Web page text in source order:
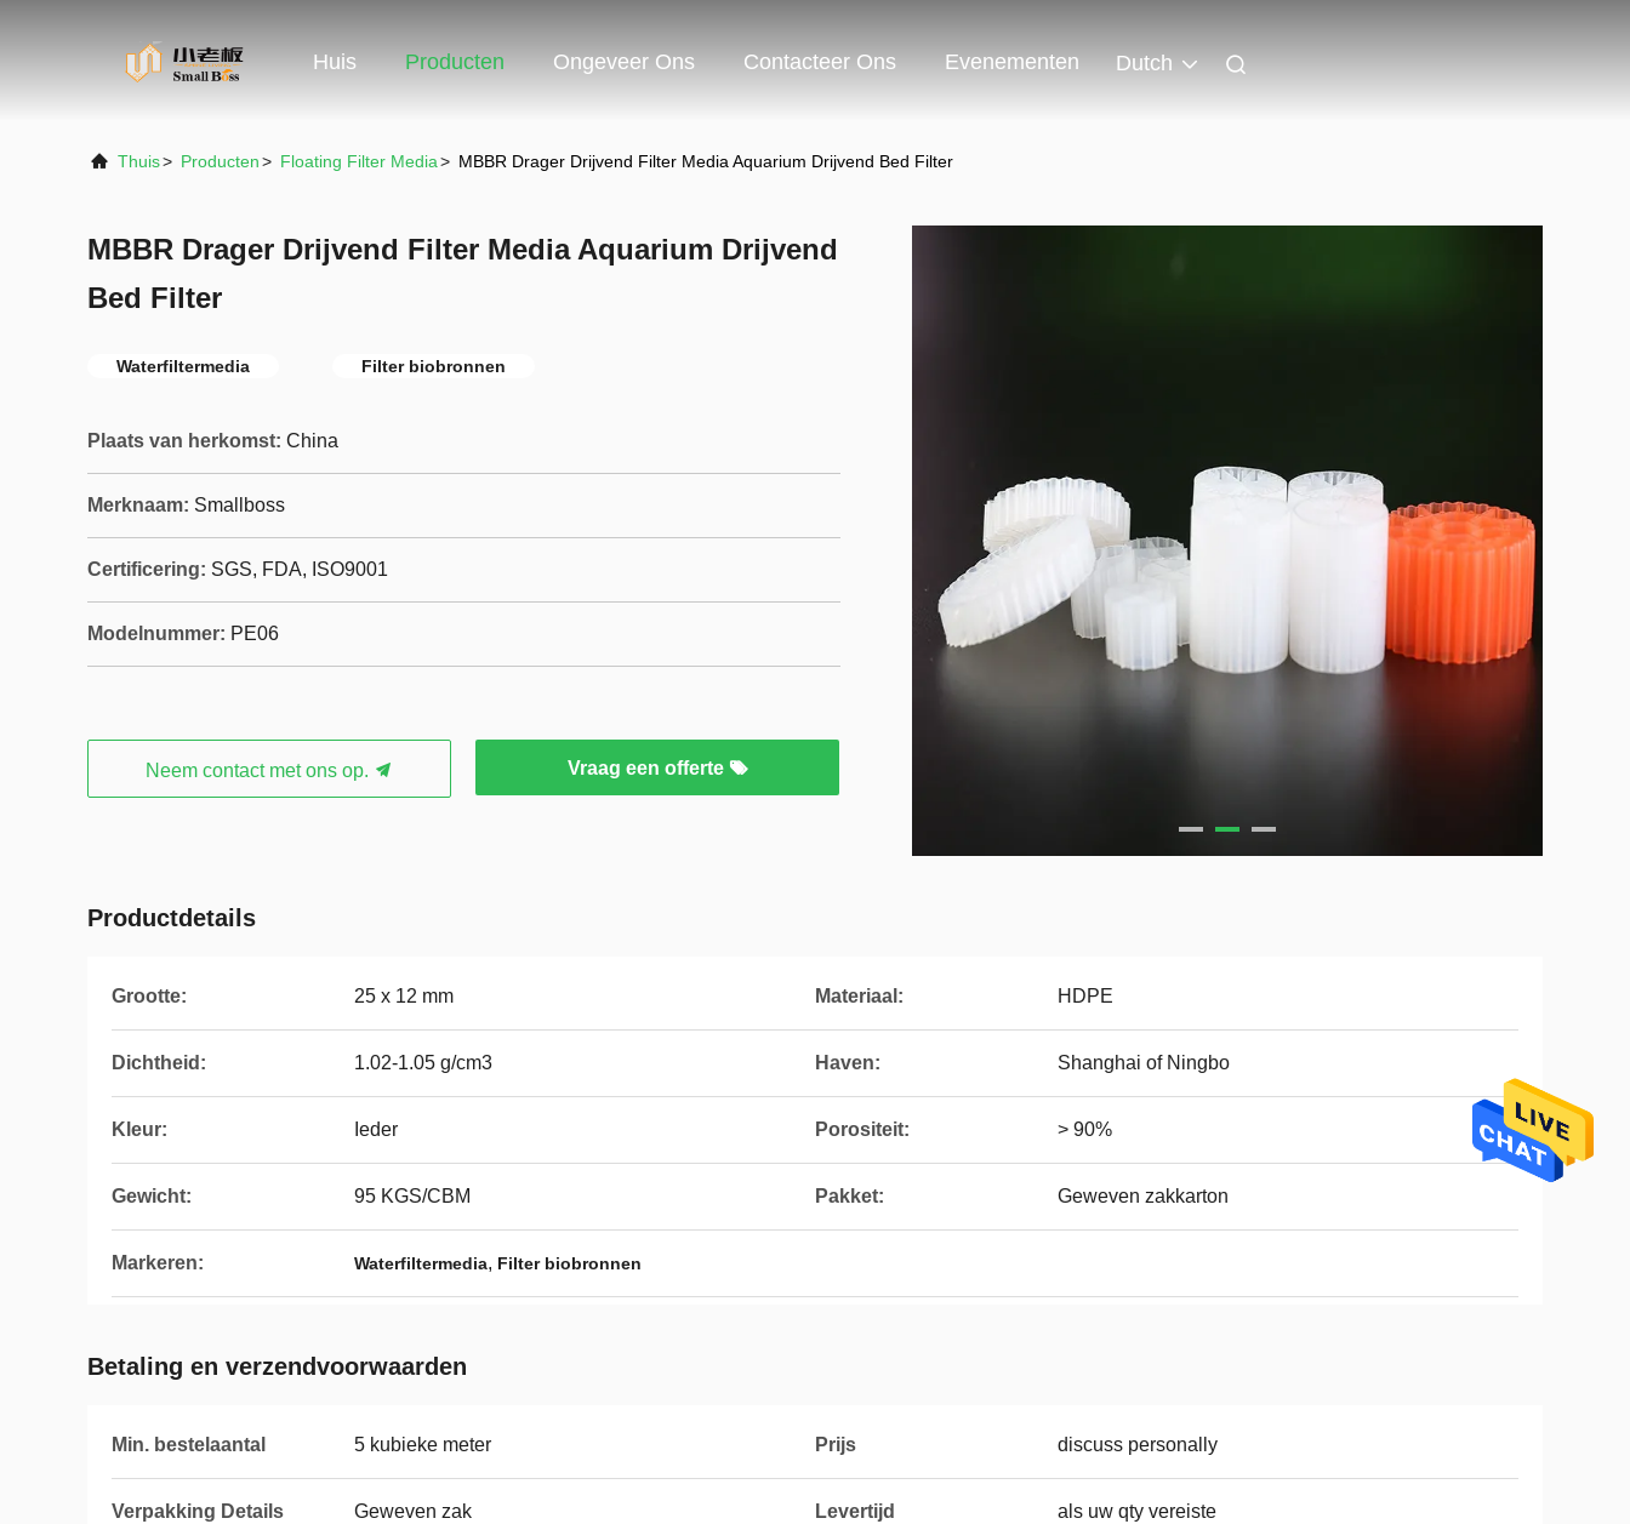
Huis Producten Ongeveer Ons Contacteer Ons Evenementen Dutch
Thuis> Producten> Floating Filter Media> MBBR Drager Drijvend Filter Media Aquarium Drijvend Bed Filter
MBBR Drager Drijvend Filter Media Aquarium Drijvend
Bed Filter
Waterfiltermedia Filter biobronnen
Plaats van herkomst: China
Merknaam: Smallboss
Certificering: SGS, FDA, ISO9001
Modelnummer: PE06
Neem contact met ons op. Vraag een offerte
Productdetails
Grootte: 25 x 12 mm Materiaal: HDPE
Dichtheid: 1.02-1.05 g/cm3 Haven: Shanghai of Ningbo
Kleur: Ieder Porositeit: > 90%
Gewicht: 95 KGS/CBM Pakket: Geweven zakkarton
Markeren: Waterfiltermedia, Filter biobronnen
Betaling en verzendvoorwaarden
Min. bestelaantal 5 kubieke meter Prijs discuss personally
Verpakking Details Geweven zak Levertijd als uw qty vereiste